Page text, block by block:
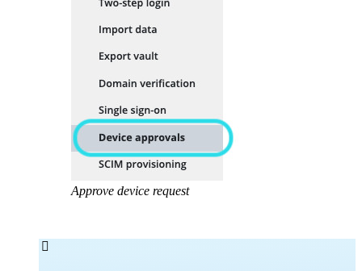
Approve device request
